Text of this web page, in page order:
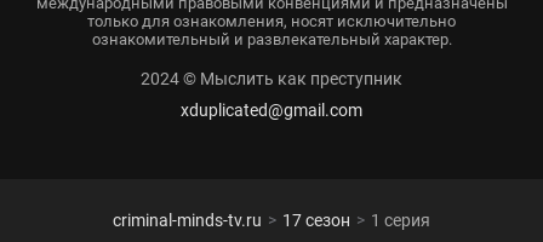
только для ознакомления, носят исключительно
ознакомительный и развлекательный характер.
2024 © Мыслить как преступник
xduplicated@gmail.com
criminal-minds-tv.ru 17 сезон 1 серия